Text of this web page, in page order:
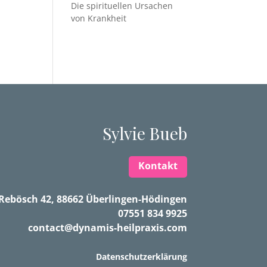
Die spirituellen Ursachen
von Krankheit
Sylvie Bueb
Kontakt
42, 88662 Überlingen-Hödingen
07551 834 9925
contact@dynamis-heilpraxis.com
Datenschutzerklärung